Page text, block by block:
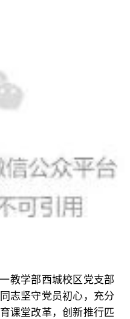
教学部西城校区党支部
志坚守党员初心，充分
课堂改革，创新推行匹